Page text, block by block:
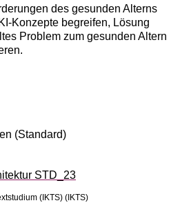
des gesunden Alterns
Konzepte begreifen, Lösung
Problem zum gesunden Altern
(Standard)
STD_23
(IKTS) (IKTS)